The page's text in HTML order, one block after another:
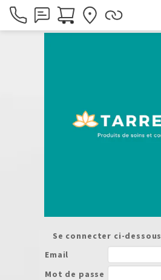
Se connecter ci-dessous
Email
Mot de passe